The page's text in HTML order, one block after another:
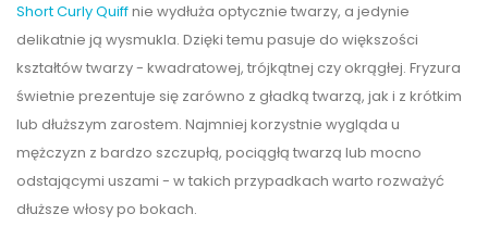
Short Curly Quiffnie wydłuża optycznie twarzy, a jedynie
delikatnie ją wysmukla. Dzięki temu pasuje do większości
kształtów twarzy - kwadratowej, trójkątnej czy okrągłej. Fryzura
świetnie prezentuje się zarówno z gładką twarzą, jak i z krótkim
lub dłuższym zarostem. Najmniej korzystnie wygląda u
mężczyzn z bardzo szczupłą, pociągłą twarzą lub mocno
odstającymi uszami - w takich przypadkach warto rozważyć
dłuższe włosy po bokach.